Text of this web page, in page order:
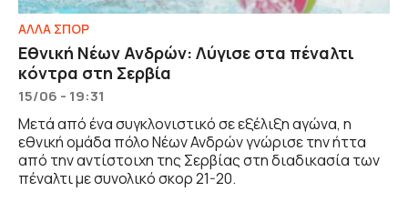
ΑΛΛΑ ΣΠΟΡ
Εθνική Νέων Ανδρών: Λύγισε στα πέναλτι
κόντρα στη Σερβία
15/06 - 19:31
Μετά από ένα συγκλονιστικό σε εξέλιξη αγώνα, η
εθνική ομάδα πόλο Νέων Ανδρών γνώρισε την ήττα
από την αντίστοιχη της Σερβίας στη διαδικασία των
πέναλτι με συνολικό σκορ 21-20.